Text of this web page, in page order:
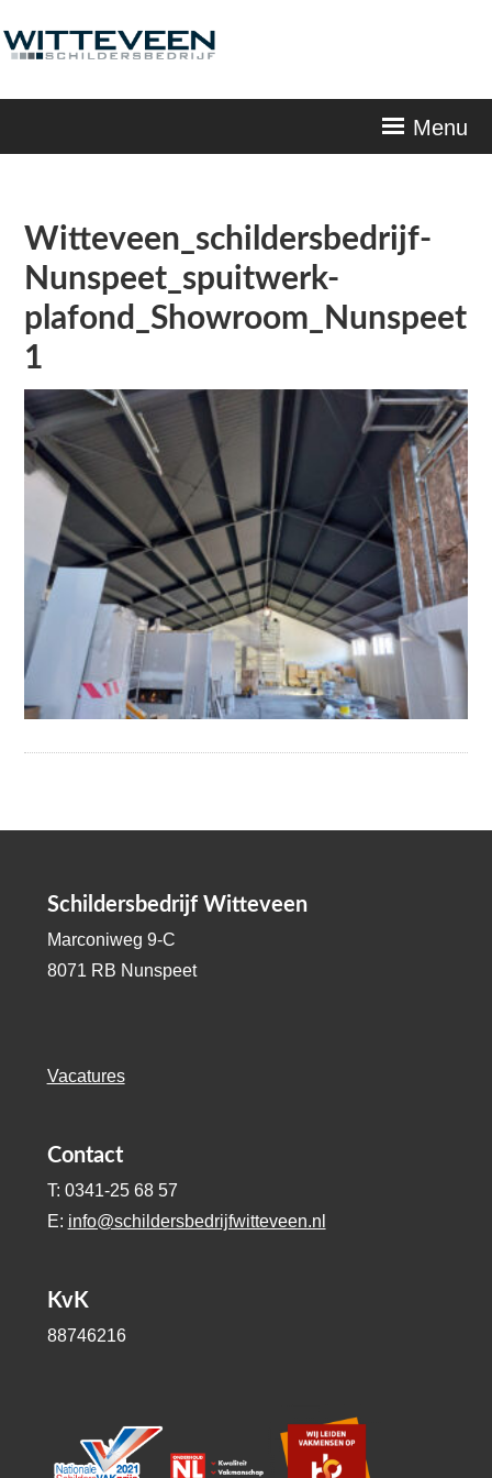
Menu
Witteveen_schildersbedrijf-
Nunspeet_spuitwerk-
plafond_Showroom_Nunspeet-
1
Schildersbedrijf Witteveen
Marconiweg 9-C
8071 RB Nunspeet
Vacatures
Contact
T: 0341-25 68 57
E: info@schildersbedrijfwitteveen.nl
KvK
88746216